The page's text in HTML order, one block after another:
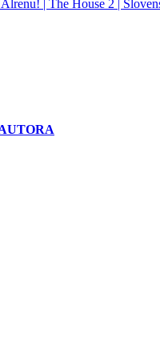
| The House 2 |